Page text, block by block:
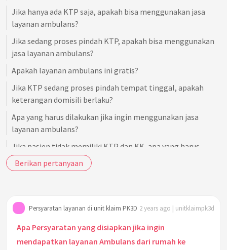
Jika hanya ada KTP saja, apakah bisa menggunakan jasa
layanan ambulans?
Jika sedang proses pindah KTP, apakah bisa menggunakan
jasa layanan ambulans?
Apakah layanan ambulans ini gratis?
Jika KTP sedang proses pindah tempat tinggal, apakah
keterangan domisili berlaku?
Apa yang harus dilakukan jika ingin menggunakan jasa
layanan ambulans?
Jika pasien tidak memiliki KTP dan KK, apa yang harus
dilakukan?
Jika Pasien anak, persyaratan apa yang harus dilengkapi?
Jika tidak ada KK, hanya ada KIA, apakah bisa?
Jika pasien tidak memiliki KIA?
Berikan pertanyaan
Persyaratan layanan di unit klaim PK3D 2 years ago | unitklaimpk3d
Apa Persyaratan yang disiapkan jika ingin
mendapatkan layanan Ambulans dari rumah ke